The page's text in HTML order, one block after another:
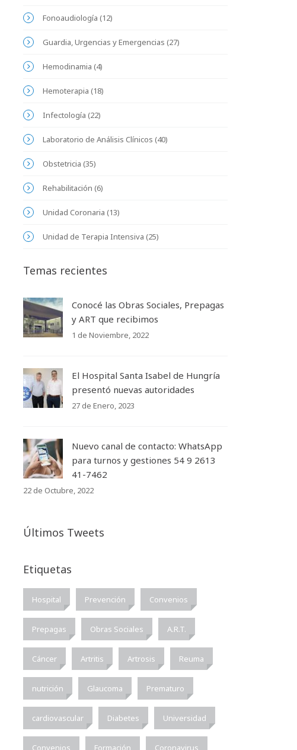
Fonoaudiología (12)
Guardia, Urgencias y Emergencias (27)
Hemodinamia (4)
Hemoterapia (18)
Infectología (22)
Laboratorio de Análisis Clínicos (40)
Obstetricia (35)
Rehabilitación (6)
Unidad Coronaria (13)
Unidad de Terapia Intensiva (25)
Temas recientes
Conocé las Obras Sociales, Prepagas
y ART que recibimos
1 de Noviembre, 2022
El Hospital Santa Isabel de Hungría
presentó nuevas autoridades
27 de Enero, 2023
Nuevo canal de contacto: WhatsApp
para turnos y gestiones 54 9 2613
41-7462
22 de Octubre, 2022
Últimos Tweets
Etiquetas
Hospital Prevención Convenios
Prepagas Obras Sociales A.R.T.
Cáncer Artritis Artrosis Reuma
nutrición Glaucoma Prematuro
cardiovascular Diabetes Universidad
Convenios Formación Coronavirus